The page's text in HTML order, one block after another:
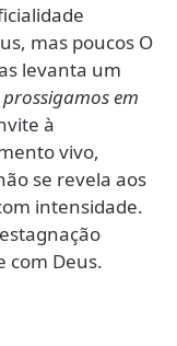
mas poucos O
levanta um
prossigamos em
à
vivo,
se revela aos
intensidade.
com Deus.